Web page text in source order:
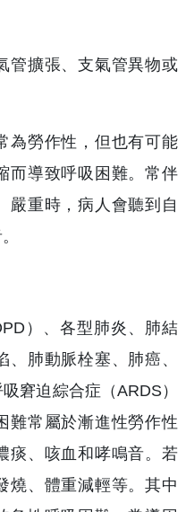
管擴張、支氣管異物或
為勞作性，但也有可能
而導致呼吸困難。常伴
嚴重時，病人會聽到自
）、各型肺炎、肺結
肺動脈栓塞、肺癌、
窘迫綜合症（ARDS）
難常屬於漸進性勞作性
痰、咳血和哮鳴音。若
燒、體重減輕等。其中